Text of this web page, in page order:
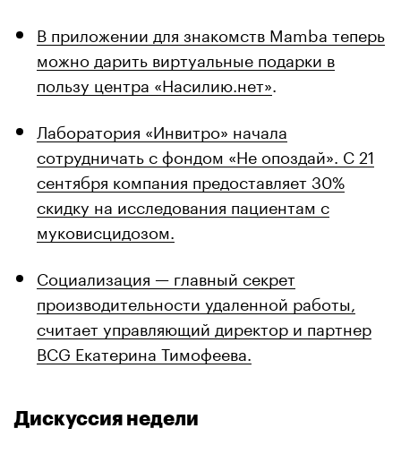
В приложении для знакомств Mamba теперь
можно дарить виртуальные подарки в
пользу центра «Насилию.нет»
Лаборатория «Инвитро» начала
сотрудничать с фондом «Не опоздай». С 21
сентября компания предоставляет 30%
скидку на исследования пациентам с
муковисцидозом.
Социализация — главный секрет
производительности удаленной работы,
считает управляющий директор и партнер
BCG Екатерина Тимофеева.
Дискуссия недели